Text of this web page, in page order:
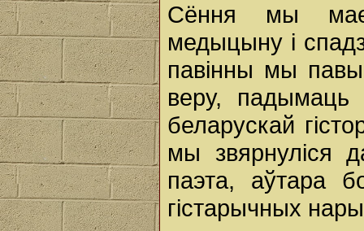
Сёння мы маем
медыцыну і
павінны мы
веру,
беларускай
мы звярнуліся
паэта, аўтара
гістарычных